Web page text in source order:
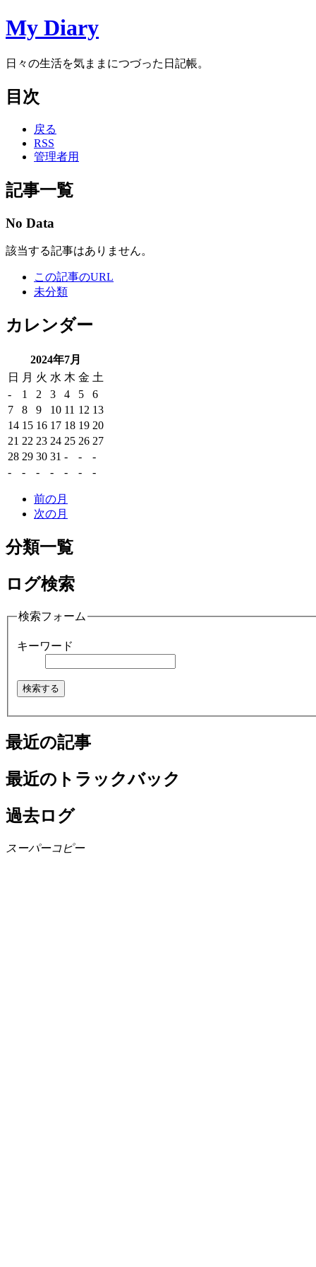
My Diary
日々の生活を気ままにつづった日記帳。
目次
戻る
RSS
管理者用
記事一覧
No Data
該当する記事はありません。
この記事のURL
未分類
カレンダー
2024年7月
日
月 火 水 木 金 土
-
1 2 3 4 5
6
7
8 9 10 11 12 13
14 15 16 17 18 19 20
21 22 23 24 25 26 27
28 29 30 31 - -
-
-
- - - - - -
前の月
次の月
分類一覧
ログ検索
検索フォーム
キーワード
最近の記事
最近のトラックバック
過去ログ
スーパーコピー